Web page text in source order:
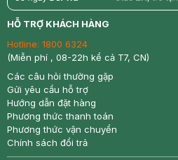
return nowfree
HỖ TRỢ KHÁCH HÀNG
Hotline: 1800 6324
(Miễn phí , 08-22h kể cả T7, CN)
Các câu hỏi thường gặp
Gửi yêu cầu hỗ trợ
Hướng dẫn đặt hàng
Phương thức thanh toán
Phương thức vận chuyển
Chính sách đổi trả